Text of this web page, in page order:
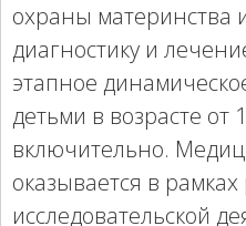
охраны материнства
диагностику и
этапное
детьми в возрасте от
включительно.
оказывается в
исследовательской